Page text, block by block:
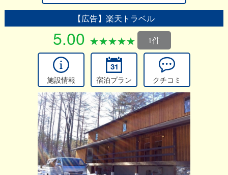
【広告】楽天トラベル
5.00 1件
施設情報 宿泊プラン クチコミ